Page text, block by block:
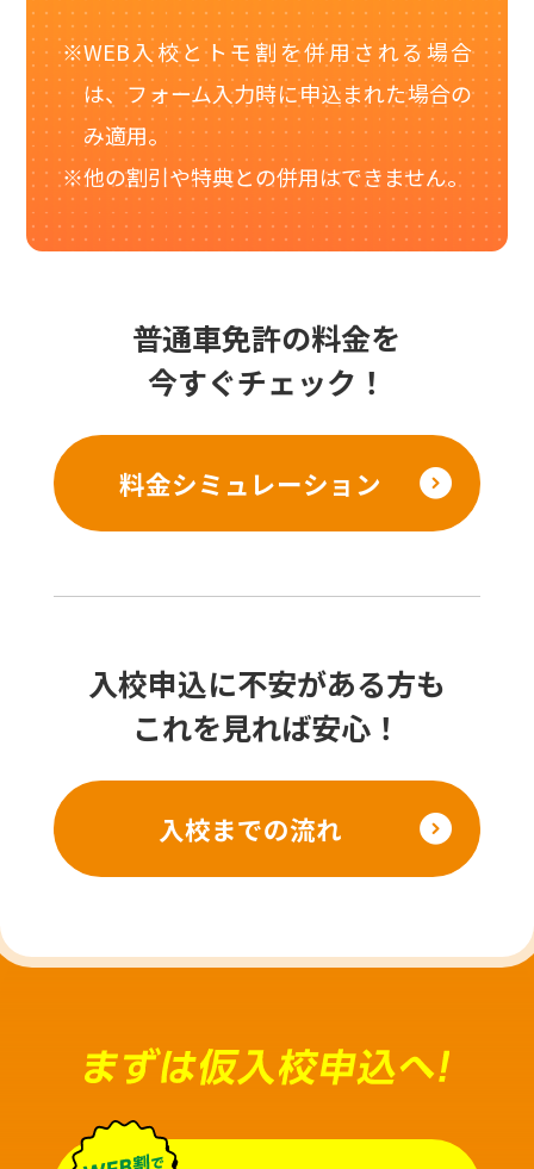
WEB入校とトモ割を併用される場合
は、フォーム入力時に申込まれた場合の
み適用。
他の割引や特典との併用はできません。
普通車免許の料金を
今すぐチェック！
料金シミュレーション
入校申込に不安がある方も
これを見れば安心！
入校までの流れ